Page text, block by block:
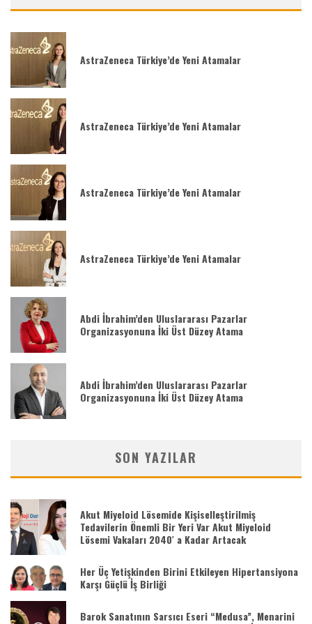
AstraZeneca Türkiye’de Yeni Atamalar
AstraZeneca Türkiye’de Yeni Atamalar
AstraZeneca Türkiye’de Yeni Atamalar
AstraZeneca Türkiye’de Yeni Atamalar
Abdi İbrahim’den Uluslararası Pazarlar
Organizasyonuna İki Üst Düzey Atama
Abdi İbrahim’den Uluslararası Pazarlar
Organizasyonuna İki Üst Düzey Atama
SON YAZILAR
Akut Miyeloid Lösemide Kişiselleştirilmiş
Tedavilerin Önemli Bir Yeri Var Akut Miyeloid
Lösemi Vakaları 2040′ a Kadar Artacak
Her Üç Yetişkinden Birini Etkileyen Hipertansiyona
Karşı Güçlü İş Birliği
Barok Sanatının Sarsıcı Eseri “Medusa”, Menarini